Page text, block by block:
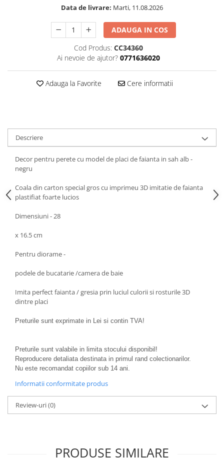
Papusi miniaturale
MACHETE MOTOCICLETE SI
MACHETE NAVE MILITARE –
Miniaturi Navale de Colectie
MACHETE RALIU – Miniaturi Masini
de Raliu la Diverse Scari
MACHETE VEHICULE INTERVENTIE
VITRINE, FIGURINE, ACCESORII
MACHETE
Articole Petrecere
ARTICOLE PENTRU VALENTINE'S
BALOANE AIRWALKERS
BALOANE MODELE DEOSEBITE
BALOANE SUPERSHAPE SI JUMBO
DECORATIUNI PETRECERE
CARNAVAL
LUMANARI PETRECERI ANIVERSARI
PAPUSI SI DECORATIUNI HORROR
POSTERE PENTRU PERETE SI
ACCESORII
SUPORTERI MECIURI SPORT
Costume Petrecere
COSTUME BAIETI SI PELERINE
COSTUME FETE ROCHITE FUSTE
COSTUME SI ACCESORII
TRICOURI TEMATICE 3D
Data de livrare: Marti, 11.08.2026
ADAUGA IN COS
Cod Produs: CC34360
Ai nevoie de ajutor? 0771636020
Adauga la Favorite Cere informatii
Descriere
Decor pentru perete cu model de placi de faianta in sah alb -
negru
Coala din carton special gros cu imprimeu 3D imitatie de faianta
plastifiat foarte lucios
Dimensiuni - 28
x 16.5 cm
Pentru diorame -
podele de bucatarie /camera de baie
Imita perfect faianta / gresia prin luciul culorii si rosturile 3D
dintre placi
Preturile sunt exprimate in Lei si contin TVA!
Preturile sunt valabile in limita stocului disponibil!
Reproducere detaliata destinata in primul rand colectionarilor.
Nu este recomandat copiilor sub 14 ani.
Informatii conformitate produs
Review-uri(0)
PRODUSE SIMILARE